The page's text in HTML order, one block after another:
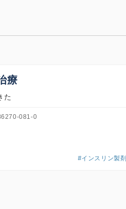
療
た
081-0
#インスリン製剤